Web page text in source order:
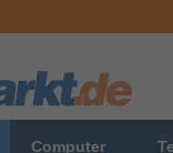
Computer